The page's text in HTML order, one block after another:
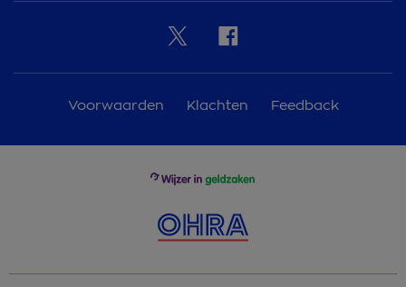
Voorwaarden Klachten Feedback